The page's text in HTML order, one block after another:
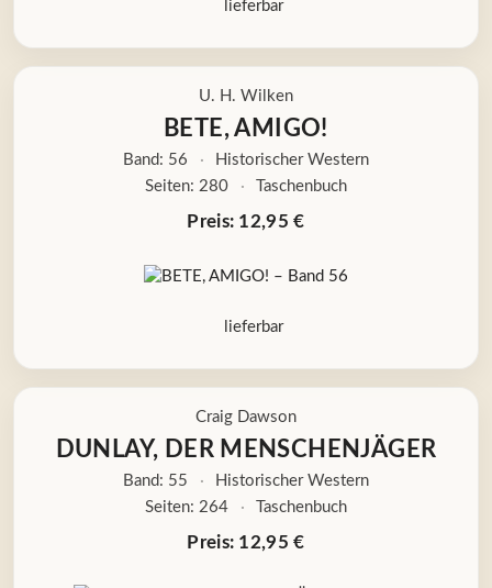
lieferbar
U. H. Wilken
BETE, AMIGO!
Band: 56 ·
Historischer Western
Seiten: 280
· Taschenbuch
Preis: 12,95 €
lieferbar
Craig Dawson
DUNLAY, DER MENSCHENJÄGER
Band: 55 ·
Historischer Western
Seiten: 264
· Taschenbuch
Preis: 12,95 €